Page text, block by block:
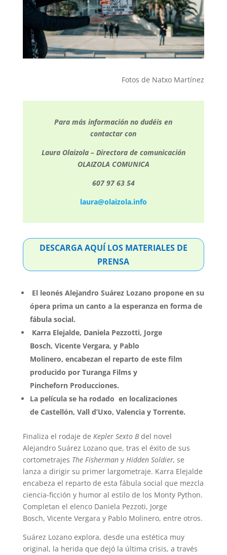
Fotos de Natxo Martínez
Para más información no dudéis en
contactar con
Laura Olaizola – Directora de comunicación
OLAIZOLA COMUNICA
607 97 63 54
laura@olaizola.info
DESCARGA AQUÍ LOS MATERIALES DE
PRENSA
El leonés Alejandro Suárez Lozano propone en su
ópera prima un canto a la esperanza en forma de
fábula social.
Karra Elejalde, Daniela Pezzotti, Jorge
Bosch, Vicente Vergara, y Pablo
Molinero, encabezan el reparto de este film
producido por Turanga Films y
Pincheforn Producciones.
La película se ha rodado en localizaciones
de Castellón, Vall d’Uxo, Valencia y Torrente.
Finaliza el rodaje de Kepler Sexto Bdel novel
Alejandro Suárez Lozano que, tras el éxito de sus
cortometrajes The Fishermany Hidden Soldier, se
lanza a dirigir su primer largometraje. Karra Elejalde
encabeza el reparto de esta fábula social que mezcla
ciencia-ficción y humor al estilo de los Monty Python.
Completan el elenco Daniela Pezzoti, Jorge
Bosch, Vicente Vergara y Pablo Molinero, entre otros.
Suárez Lozano explora, desde una estética muy
original, la herida que dejó la última crisis, a través